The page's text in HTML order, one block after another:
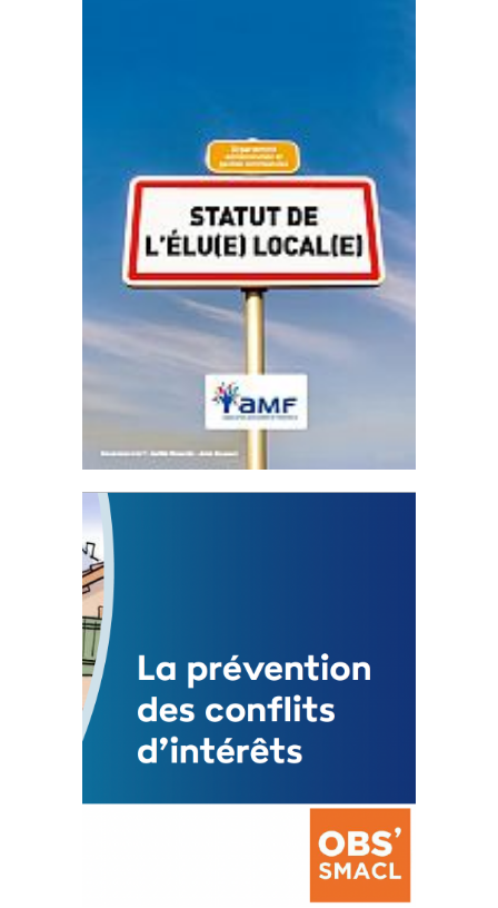
Statut de l’élu local
3 avril 2024
Mise à jour avril 2024
FEUILLETER